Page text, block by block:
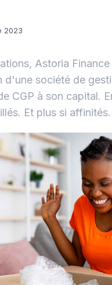
2023
Astoria
d'une société de
CGP à son capital.
Et plus si affinités.